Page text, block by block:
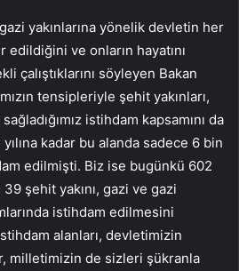
yakınlarına yönelik devletin her
edildiğini ve onların hayatını
çalıştıklarını söyleyen Bakan
tensipleriyle şehit yakınları,
istihdam kapsamını da
kadar bu alanda sadece 6 bin
edilmişti. Biz ise bugünkü 602
şehit yakını, gazi ve gazi
istihdam edilmesini
alanları, devletimizin
milletimizin de sizleri şükranla